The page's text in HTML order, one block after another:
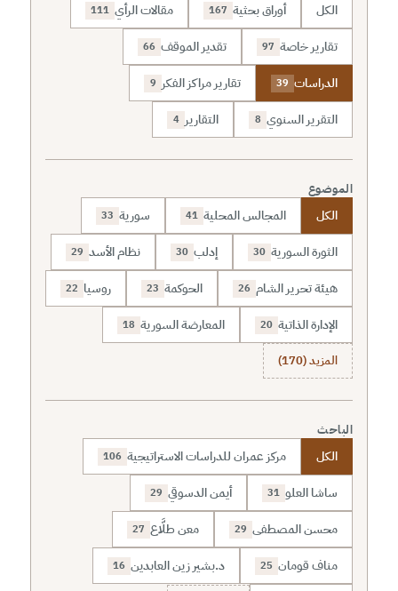
الكل أوراق بحثية 167 مقالات الرأي 111
تقارير خاصة 97 تقدير الموقف 66
الدراسات 39 تقارير مراكز الفكر 9
التقرير السنوي 8 التقارير 4
الموضوع
الكل المجالس المحلية 41 سورية 33
الثورة السورية 30 إدلب 30 نظام الأسد 29
هيئة تحرير الشام 26 الحوكمة 23 روسيا 22
الإدارة الذاتية 20 المعارضة السورية 18
المزيد (170)
الباحث
الكل مركز عمران للدراسات الاستراتيجية 106
ساشا العلو 31 أيمن الدسوقي 29
محسن المصطفى 29 معن طلَّاع 27
مناف قومان 25 د.بشير زين العابدين 16